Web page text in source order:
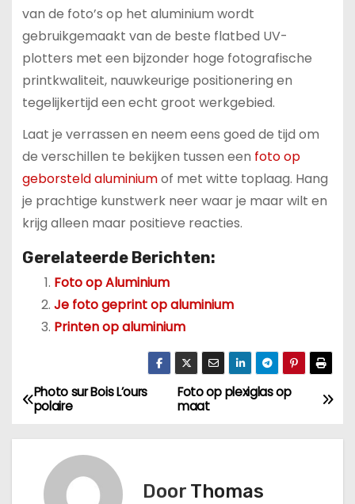
van de foto’s op het aluminium wordt
gebruikgemaakt van de beste flatbed UV-
plotters met een bijzonder hoge fotografische
printkwaliteit, nauwkeurige positionering en
tegelijkertijd een echt groot werkgebied.
Laat je verrassen en neem eens goed de tijd om
de verschillen te bekijken tussen een foto op
geborsteld aluminiumof met witte toplaag. Hang
je prachtige kunstwerk neer waar je maar wilt en
krijg alleen maar positieve reacties.
Gerelateerde Berichten:
Foto op Aluminium
Je foto geprint op aluminium
Printen op aluminium
B
e
Foto op plexiglas op
maat
Photo sur Bois L’ours
polaire
Door Thomas